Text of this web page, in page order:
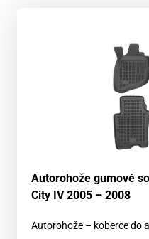
Autorohože gumové
City IV 2005 – 2008
Autorohože – koberce do